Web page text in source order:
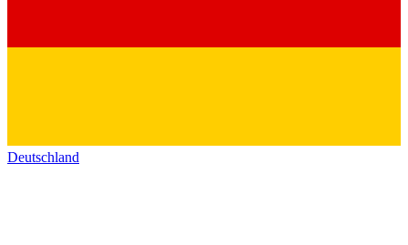
Deutschland